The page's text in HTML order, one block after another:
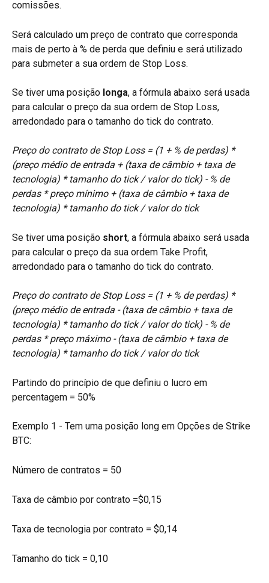
comissões.
Será calculado um preço de contrato que corresponda
mais de perto à % de perda que definiu e será utilizado
para submeter a sua ordem de Stop Loss.
Se tiver uma posição longa, a fórmula abaixo será usada
para calcular o preço da sua ordem de Stop Loss,
arredondado para o tamanho do tick do contrato.
Preço do contrato de Stop Loss = (1 + % de perdas) *
(preço médio de entrada + (taxa de câmbio + taxa de
tecnologia) * tamanho do tick / valor do tick) - % de
perdas * preço mínimo + (taxa de câmbio + taxa de
tecnologia) * tamanho do tick / valor do tick
Se tiver uma posição short, a fórmula abaixo será usada
para calcular o preço da sua ordem Take Profit,
arredondado para o tamanho do tick do contrato.
Preço do contrato de Stop Loss = (1 + % de perdas) *
(preço médio de entrada - (taxa de câmbio + taxa de
tecnologia) * tamanho do tick / valor do tick) - % de
perdas * preço máximo - (taxa de câmbio + taxa de
tecnologia) * tamanho do tick / valor do tick
Partindo do princípio de que definiu o lucro em
percentagem = 50%
Exemplo 1 - Tem uma posição long em Opções de Strike
BTC:
Número de contratos = 50
Taxa de câmbio por contrato =$0,15
Taxa de tecnologia por contrato = $0,14
Tamanho do tick = 0,10